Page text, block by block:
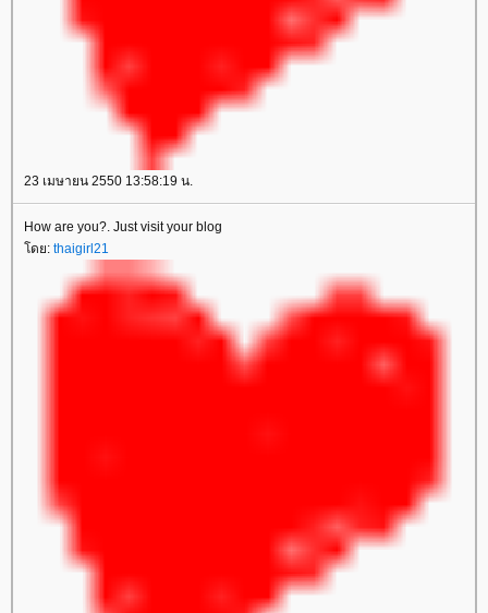
23 เมษายน 2550 13:58:19 น.
How are you?. Just visit your blog
ดย: thaigirl21